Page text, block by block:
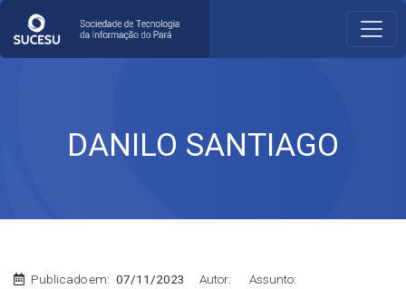
DANILO SANTIAGO
Publicado em: 07/11/2023 Autor:
Assunto: